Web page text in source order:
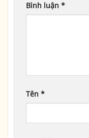
Bình luận *
Tên *